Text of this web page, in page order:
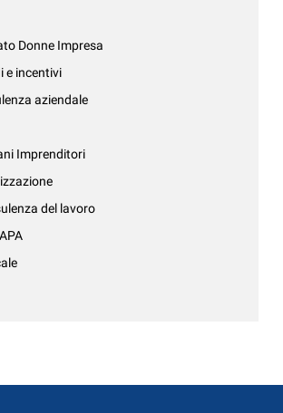
Donne Impresa
e incentivi
aziendale
Imprenditori
del lavoro